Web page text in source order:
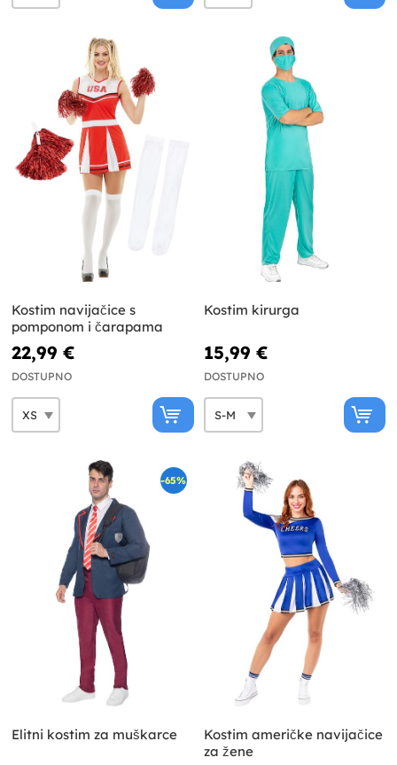
Kostim navijačice s
pomponom i čarapama
22,99 €
DOSTUPNO
Kostim kirurga
15,99 €
DOSTUPNO
-65%
Elitni kostim za muškarce
Kostim američke navijačice
za žene